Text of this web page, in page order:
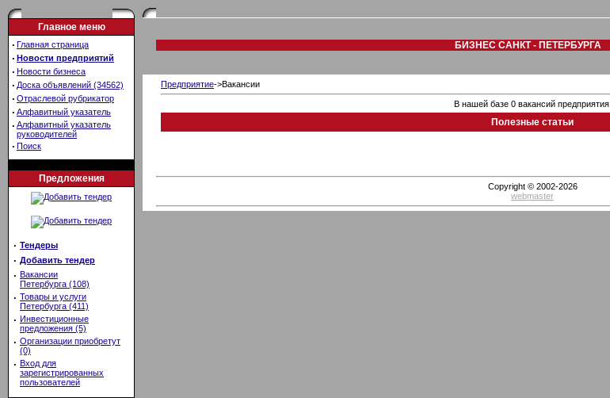
Главное меню
· Главная страница
· Новости предприятий
· Новости бизнеса
· Доска объявлений (34562)
· Отраслевой рубрикатор
· Алфавитный указатель
· Алфавитный указатель
руководителей
· Поиск
Предложения
· Тендеры
· Добавить тендер
· Вакансии
Петербурга (108)
· Товары и услуги
Петербурга (411)
· Инвестиционные
предложения (5)
· Организации приобретут
(0)
· Вход для
зарегистрированных
пользователей
БИЗНЕС САНКТ - ПЕТЕРБУРГА
Предприятие->Вакансии
В нашей базе 0 вакансий предприятия.
Полезные статьи
Copyright © 2002-2026
webmaster